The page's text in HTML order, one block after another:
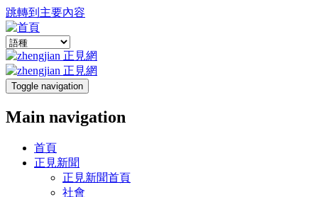
跳轉到主要內容
Toggle navigation
Main navigation
首頁
正見新聞
正見新聞首頁
社會